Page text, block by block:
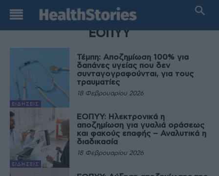
TAG
ΕΟΠΥΥ
ΕΙΔΉΣΕΙΣ
Τέμπη: Αποζημίωση 100% για
δαπάνες υγείας που δεν
συνταγογραφούνται, για τους
τραυματίες
18 Φεβρουαρίου 2026
ΕΙΔΉΣΕΙΣ
ΕΟΠΥΥ: Ηλεκτρονικά η
αποζημίωση για γυαλιά οράσεως
και φακούς επαφής – Αναλυτικά η
διαδικασία
18 Φεβρουαρίου 2026